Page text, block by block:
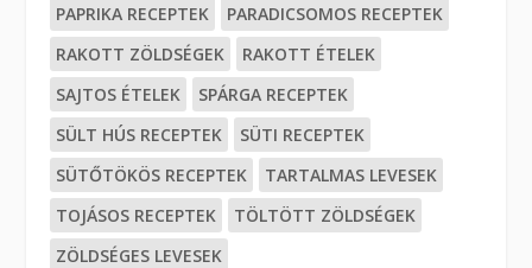
PAPRIKA RECEPTEK
PARADICSOMOS RECEPTEK
RAKOTT ZÖLDSÉGEK
RAKOTT ÉTELEK
SAJTOS ÉTELEK
SPÁRGA RECEPTEK
SÜLT HÚS RECEPTEK
SÜTI RECEPTEK
SÜTŐTÖKÖS RECEPTEK
TARTALMAS LEVESEK
TOJÁSOS RECEPTEK
TÖLTÖTT ZÖLDSÉGEK
ZÖLDSÉGES LEVESEK